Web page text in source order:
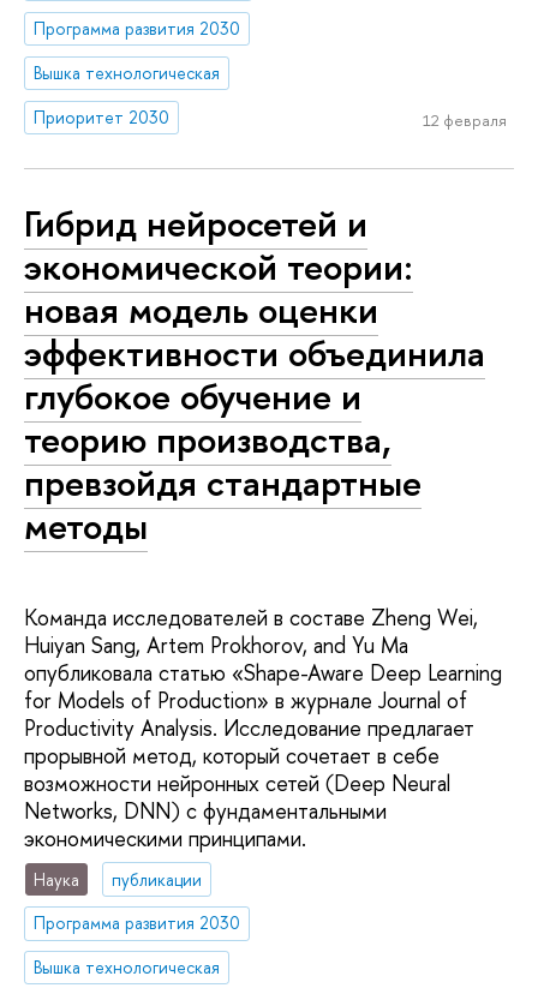
Программа развития 2030
Вышка технологическая
Приоритет 2030
12 февраля
Гибрид нейросетей и
экономической теории:
новая модель оценки
эффективности объединила
глубокое обучение и
теорию производства,
превзойдя стандартные
методы
Команда исследователей в составе Zheng Wei,
Huiyan Sang, Artem Prokhorov, and Yu Ma
опубликовала статью «Shape-Aware Deep Learning
for Models of Production» в журнале Journal of
Productivity Analysis. Исследование предлагает
прорывной метод, который сочетает в себе
возможности нейронных сетей (Deep Neural
Networks, DNN) с фундаментальными
экономическими принципами.
Наука
публикации
Программа развития 2030
Вышка технологическая